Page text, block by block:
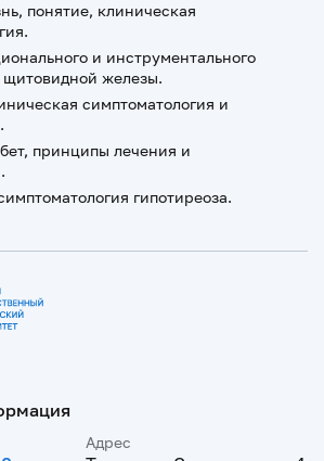
понятие, клиническая
и инструментального
щитовидной железы.
симптоматология и
принципы лечения и
гипотиреоза.
Адрес